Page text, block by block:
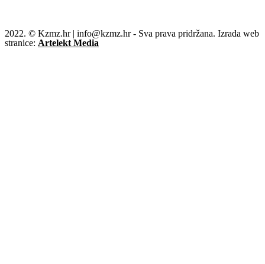
2022. © Kzmz.hr | info@kzmz.hr - Sva prava pridržana. Izrada web
stranice: Artelekt Media